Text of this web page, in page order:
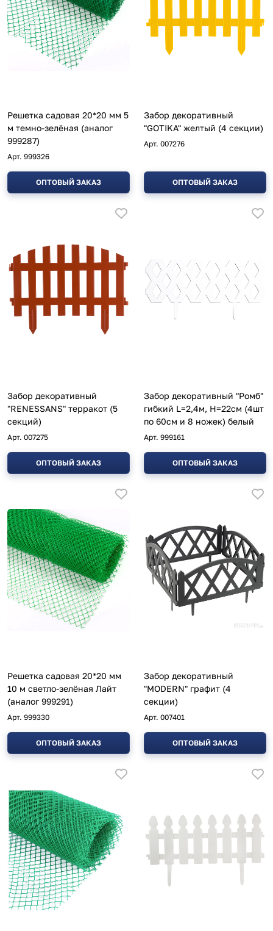
Решетка садовая 20*20 мм 5
м темно-зелёная (аналог
999287)
Арт. 999326
ОПТОВЫЙ ЗАКАЗ
Забор декоративный
"GOTIKA" желтый (4 секции)
Арт. 007276
ОПТОВЫЙ ЗАКАЗ
Забор декоративный
"RENESSANS" терракот (5
секций)
Арт. 007275
ОПТОВЫЙ ЗАКАЗ
Забор декоративный "Ромб"
гибкий L=2,4м, H=22см (4шт
по 60см и 8 ножек) белый
Арт. 999161
ОПТОВЫЙ ЗАКАЗ
Решетка садовая 20*20 мм
10 м светло-зелёная Лайт
(аналог 999291)
Арт. 999330
ОПТОВЫЙ ЗАКАЗ
Забор декоративный
"MODERN" графит (4
секции)
Арт. 007401
ОПТОВЫЙ ЗАКАЗ